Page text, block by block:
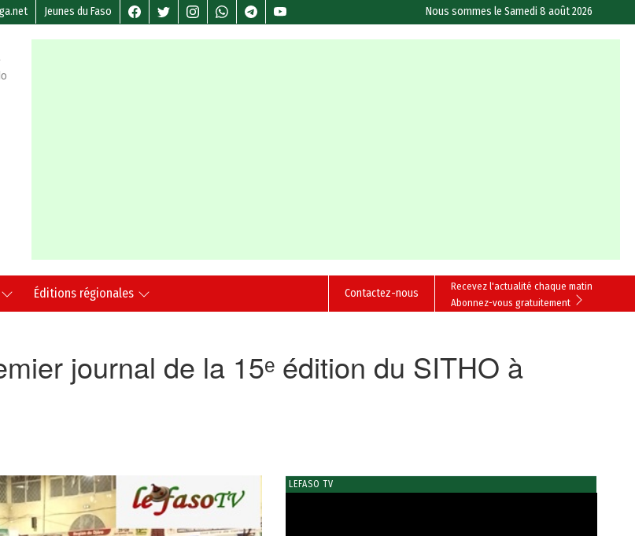
Jeunes du Faso Nous sommes leSamedi 8 août 2026
Éditions régionales
Recevez l'actualité chaque matin
Abonnez-vous gratuitement
Contactez-nous
journal de la 15ᵉ édition du SITHO à
LEFASO TV